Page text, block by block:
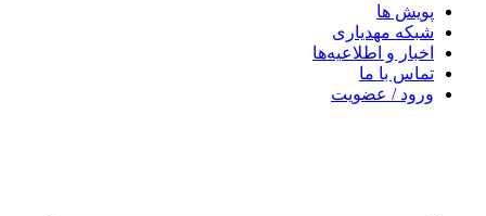
پویش ها
شبکه مهدیاری
اخبار و اطلاعیه‌ها
تماس با ما
ورود / عضویت